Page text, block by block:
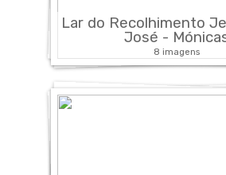
Lar do Recolhimento
José -
8 imagens